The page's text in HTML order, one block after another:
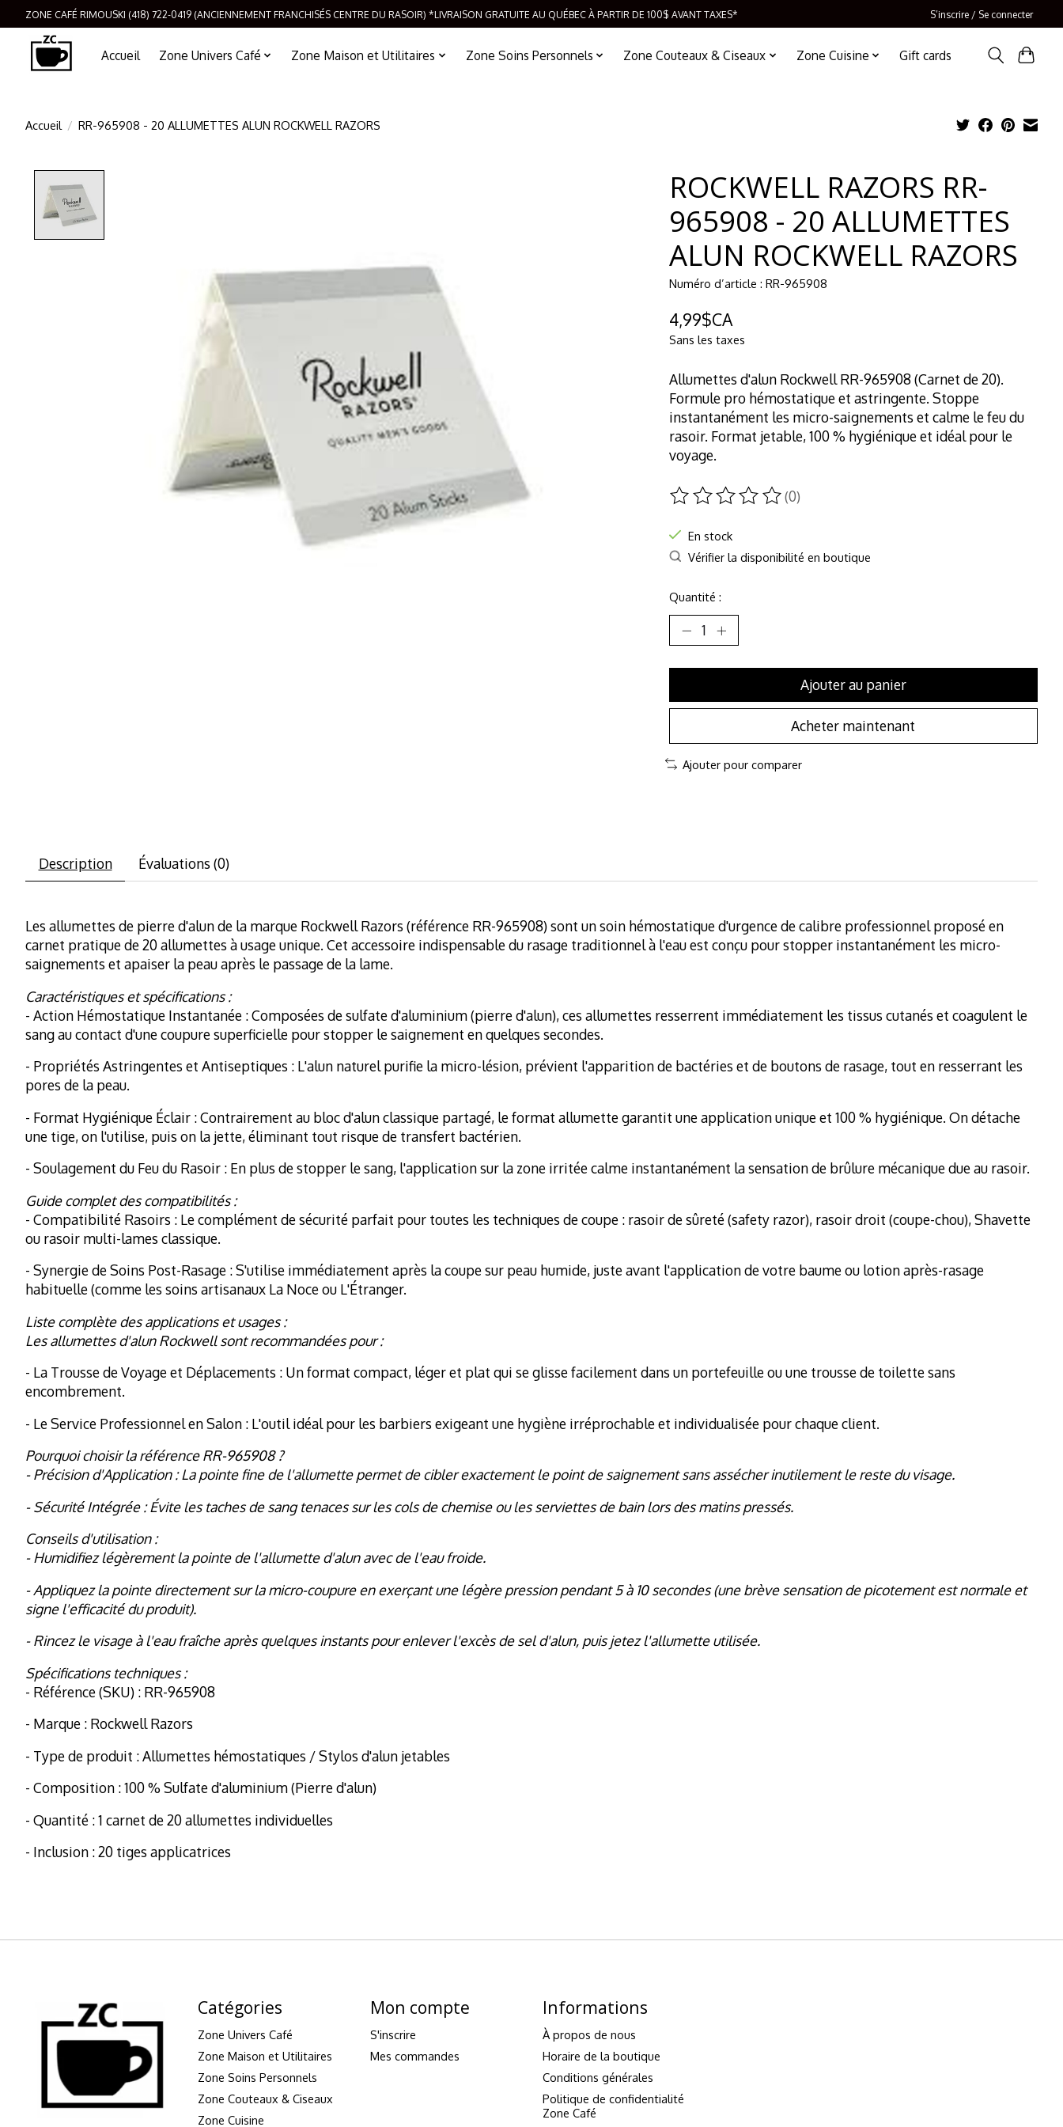
ZONE CAFÉ RIMOUSKI (418) 722-0419 (ANCIENNEMENT FRANCHISÉS CENTRE DU RASOIR) *LIVRAISON GRATUITE AU QUÉBEC À PARTIR DE 100$ AVANT TAXES* S’inscrire / Se connecter
Accueil Zone Univers Café Zone Maison et Utilitaires Zone Soins Personnels Zone Couteaux & Ciseaux Zone Cuisine Gift cards
Accueil / RR-965908 - 20 ALLUMETTES ALUN ROCKWELL RAZORS
ROCKWELL RAZORS RR-
965908 - 20 ALLUMETTES
ALUN ROCKWELL RAZORS
Numéro d’article : RR-965908
4,99$CA
Sans les taxes
Allumettes d'alun Rockwell RR-965908 (Carnet de 20).
Formule pro hémostatique et astringente. Stoppe
instantanément les micro-saignements et calme le feu du
rasoir. Format jetable, 100 % hygiénique et idéal pour le
voyage.
Ce produit est évalué à
(0)
En stock
Vérifier la disponibilité en boutique
Quantité :
Ajouter au panier
Acheter maintenant
Ajouter pour comparer
Description Évaluations (0)
Les allumettes de pierre d'alun de la marque Rockwell Razors (référence RR-965908) sont un soin hémostatique d'urgence de calibre professionnel proposé en
carnet pratique de 20 allumettes à usage unique. Cet accessoire indispensable du rasage traditionnel à l'eau est conçu pour stopper instantanément les micro-
saignements et apaiser la peau après le passage de la lame.
Caractéristiques et spécifications :
- Action Hémostatique Instantanée : Composées de sulfate d'aluminium (pierre d'alun), ces allumettes resserrent immédiatement les tissus cutanés et coagulent le
sang au contact d'une coupure superficielle pour stopper le saignement en quelques secondes.
- Propriétés Astringentes et Antiseptiques : L'alun naturel purifie la micro-lésion, prévient l'apparition de bactéries et de boutons de rasage, tout en resserrant les
pores de la peau.
- Format Hygiénique Éclair : Contrairement au bloc d'alun classique partagé, le format allumette garantit une application unique et 100 % hygiénique. On détache
une tige, on l'utilise, puis on la jette, éliminant tout risque de transfert bactérien.
- Soulagement du Feu du Rasoir : En plus de stopper le sang, l'application sur la zone irritée calme instantanément la sensation de brûlure mécanique due au rasoir.
Guide complet des compatibilités :
- Compatibilité Rasoirs : Le complément de sécurité parfait pour toutes les techniques de coupe : rasoir de sûreté (safety razor), rasoir droit (coupe-chou), Shavette
ou rasoir multi-lames classique.
- Synergie de Soins Post-Rasage : S'utilise immédiatement après la coupe sur peau humide, juste avant l'application de votre baume ou lotion après-rasage
habituelle (comme les soins artisanaux La Noce ou L'Étranger.
Liste complète des applications et usages :
Les allumettes d'alun Rockwell sont recommandées pour :
- La Trousse de Voyage et Déplacements : Un format compact, léger et plat qui se glisse facilement dans un portefeuille ou une trousse de toilette sans
encombrement.
- Le Service Professionnel en Salon : L'outil idéal pour les barbiers exigeant une hygiène irréprochable et individualisée pour chaque client.
Pourquoi choisir la référence RR-965908 ?
- Précision d'Application : La pointe fine de l'allumette permet de cibler exactement le point de saignement sans assécher inutilement le reste du visage.
- Sécurité Intégrée : Évite les taches de sang tenaces sur les cols de chemise ou les serviettes de bain lors des matins pressés.
Conseils d'utilisation :
- Humidifiez légèrement la pointe de l'allumette d'alun avec de l'eau froide.
- Appliquez la pointe directement sur la micro-coupure en exerçant une légère pression pendant 5 à 10 secondes (une brève sensation de picotement est normale et
signe l'efficacité du produit).
- Rincez le visage à l'eau fraîche après quelques instants pour enlever l'excès de sel d'alun, puis jetez l'allumette utilisée.
Spécifications techniques :
- Référence (SKU) : RR-965908
- Marque : Rockwell Razors
- Type de produit : Allumettes hémostatiques / Stylos d'alun jetables
- Composition : 100 % Sulfate d'aluminium (Pierre d'alun)
- Quantité : 1 carnet de 20 allumettes individuelles
- Inclusion : 20 tiges applicatrices
Catégories
Zone Univers Café
Zone Maison et Utilitaires
Zone Soins Personnels
Zone Couteaux & Ciseaux
Zone Cuisine
Mon compte
S'inscrire
Mes commandes
Informations
À propos de nous
Horaire de la boutique
Conditions générales
Politique de confidentialité
Zone Café